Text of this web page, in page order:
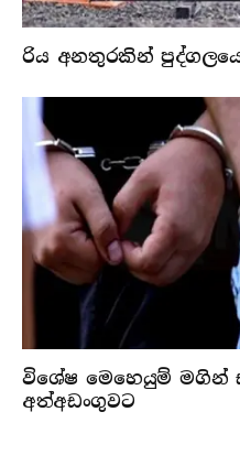
රිය අනතුරකින්
විශේෂ මෙහෙයුම් මගින්
අත්අඩංගුවට